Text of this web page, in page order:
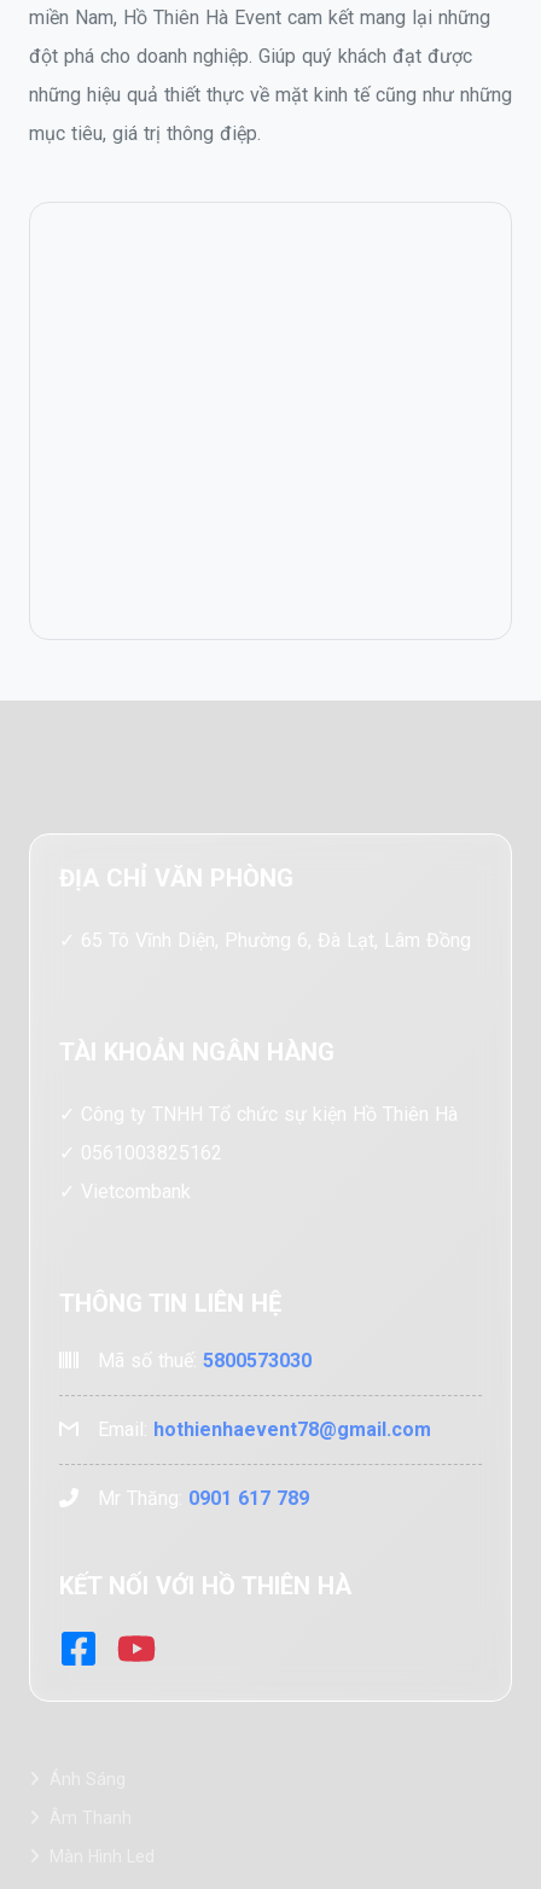
miền Nam, Hồ Thiên Hà Event cam kết mang lại những
đột phá cho doanh nghiệp. Giúp quý khách đạt được
những hiệu quả thiết thực về mặt kinh tế cũng như những
mục tiêu, giá trị thông điệp.
ĐỊA CHỈ VĂN PHÒNG
65 Tô Vĩnh Diện, Phường 6, Đà Lạt, Lâm Đồng
TÀI KHOẢN NGÂN HÀNG
Công ty TNHH Tổ chức sự kiện Hồ Thiên Hà
0561003825162
Vietcombank
THÔNG TIN LIÊN HỆ
Mã số thuế: 5800573030
Email: hothienhaevent78@gmail.com
Mr Thăng: 0901 617 789
KẾT NỐI VỚI HỒ THIÊN HÀ